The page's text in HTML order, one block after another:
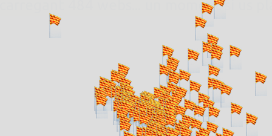
484 webs... un moment si us